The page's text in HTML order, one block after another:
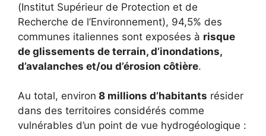
(Institut Supérieur de Protection et de
Recherche de l’Environnement), 94,5% des
communes italiennes sont exposées à risque
de glissements de terrain, d’inondations,
d’avalanches et/ou d’érosion côtière.
Au total, environ 8 millions d’habitants résider
dans des territoires considérés comme
vulnérables d’un point de vue hydrogéologique :